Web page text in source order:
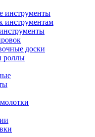
инструменты
инструментам
доски
роллы